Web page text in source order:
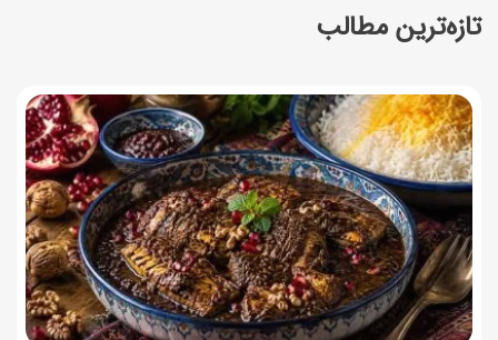
تازه‌ترین مطالبطرز تهیه پنکیک با شیره انگور؛ صبحانه‌ای سالم و انرژی‌بخش
۳۵ لیست غذاهای جدید و متفاوت؛ برای ناهار و مهمانی
14 مرداد 1405
طرز تهیه پش ملبا (پیچ ملبا)؛ دسر کلاسیک هلو و بستنی
13 مرداد 1405
طرز تهیه حلوای بحرینی؛ دسر سنتی خاورمیانه‌ای